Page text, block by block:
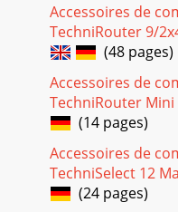
Accessoires de
TechniRouter 9/
(48 pages)
Accessoires de
TechniRouter
(14 pages)
Accessoires de
TechniSelect 12
(24 pages)